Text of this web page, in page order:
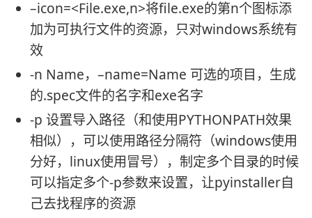
–icon=<File.exe,n>将file.exe的第n个图标添
加为可执行文件的资源，只对windows系统有
效
-n Name，–name=Name 可选的项目，生成
的.spec文件的名字和exe名字
-p 设置导入路径（和使用PYTHONPATH效果
相似），可以使用路径分隔符（windows使用
分好，linux使用冒号），制定多个目录的时候
可以指定多个-p参数来设置，让pyinstaller自
己去找程序的资源